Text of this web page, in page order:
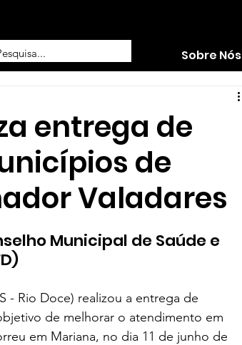
Sobre Nós
entrega de
de
Valadares
Municipal de Saúde e
- Rio Doce) realizou a entrega de
de melhorar o atendimento em
em Mariana, no dia 11 de junho de